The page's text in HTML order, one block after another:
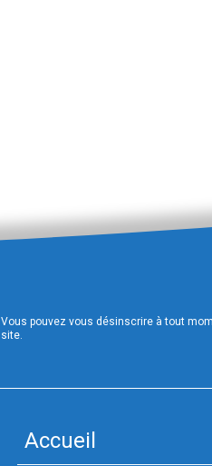
Vous pouvez vous désinscrire à tout
site.
Accueil